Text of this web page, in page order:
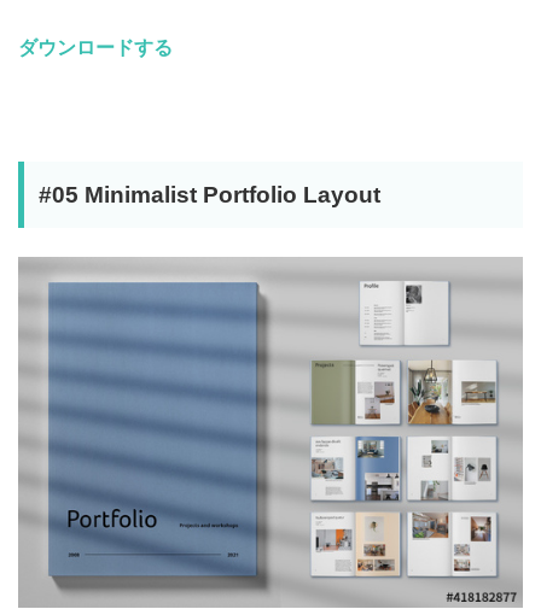
ダウンロードする
#05 Minimalist Portfolio Layout